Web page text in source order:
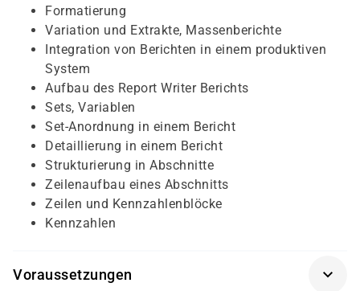
Formatierung
Variation und Extrakte, Massenberichte
Integration von Berichten in einem produktiven
System
Aufbau des Report Writer Berichts
Sets, Variablen
Set-Anordnung in einem Bericht
Detaillierung in einem Bericht
Strukturierung in Abschnitte
Zeilenaufbau eines Abschnitts
Zeilen und Kennzahlenblöcke
Kennzahlen
Voraussetzungen